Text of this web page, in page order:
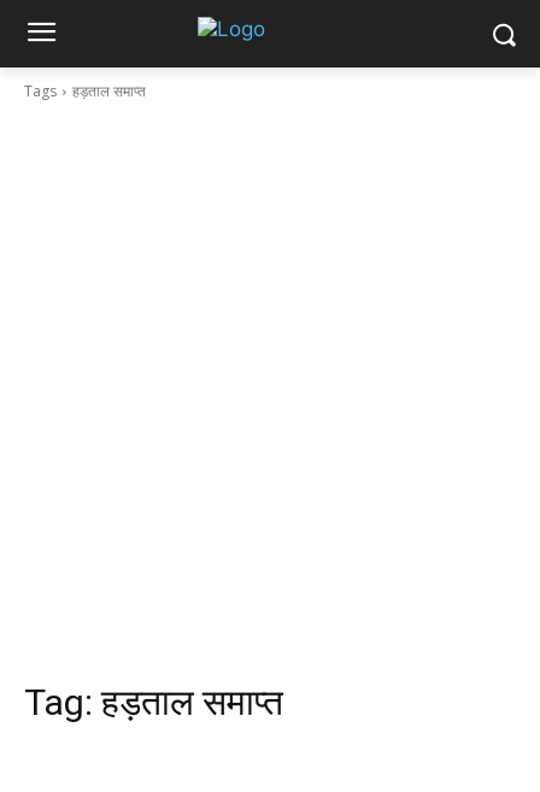
Tags हड़ताल समाप्त
Tag:हड़ताल समाप्त